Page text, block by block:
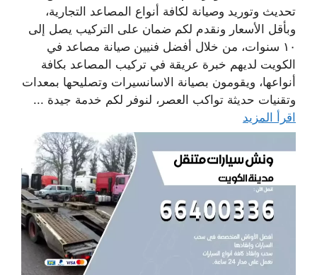
تحديث وتوريد وصيانة لكافة أنواع المصاعد التجارية،
وبأقل الأسعار ونقدم لكم ضمان على التركيب يصل إلى
١٠ سنوات، من خلال أفضل فنيين صيانة مصاعد في
الكويت لديهم خبرة عريقة في تركيب المصاعد بكافة
أنواعها، ويقومون بصيانة الاسانسيرات وتصليحها بمعدات
وتقنيات حديثة تواكب العصر، لنوفر لكم خدمة جيدة ...
اقرأ المزيد